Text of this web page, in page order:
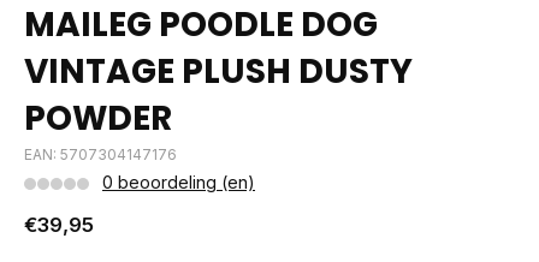
MAILEG POODLE DOG
VINTAGE PLUSH DUSTY
POWDER
EAN: 5707304147176
0 beoordeling (en)
€39,95